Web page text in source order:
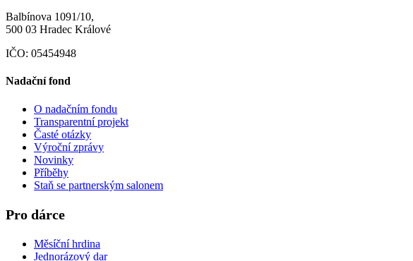
Balbínova 1091/10,
500 03 Hradec Králové
IČO: 05454948
Nadační fond
O nadačním fondu
Transparentní projekt
Časté otázky
Výroční zprávy
Novinky
Příběhy
Staň se partnerským salonem
Pro dárce
Měsíční hrdina
Jednorázový dar